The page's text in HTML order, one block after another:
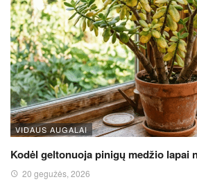
VIDAUS AUGALAI
Kodėl geltonuoja pinigų medžio lapai
20 gegužės, 2026